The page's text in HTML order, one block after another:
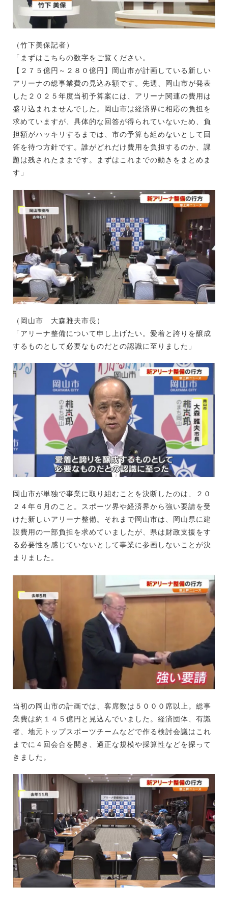
（竹下美保記者）
「まずはこちらの数字をご覧ください。
【２７５億円～２８０億円】岡山市が計画している新しい
アリーナの総事業費の見込み額です。先週、岡山市が発表
した２０２５年度当初予算案には、アリーナ関連の費用は
盛り込まれませんでした。岡山市は経済界に相応の負担を
求めていますが、具体的な回答が得られていないため、負
担額がハッキリするまでは、市の予算も組めないとして回
答を待つ方針です。誰がどれだけ費用を負担するのか、課
題は残されたままです。まずはこれまでの動きをまとめま
す」
（岡山市 大森雅夫市長）
「アリーナ整備について申し上げたい。愛着と誇りを醸成
するものとして必要なものだとの認識に至りました」
岡山市が単独で事業に取り組むことを決断したのは、２０
２４年６月のこと。スポーツ界や経済界から強い要請を受
けた新しいアリーナ整備。それまで岡山市は、岡山県に建
設費用の一部負担を求めていましたが、県は財政支援をす
る必要性を感じていないとして事業に参画しないことが決
まりました。
当初の岡山市の計画では、客席数は５０００席以上。総事
業費は約１４５億円と見込んでいました。経済団体、有識
者、地元トップスポーツチームなどで作る検討会議はこれ
までに４回会合を開き、適正な規模や採算性などを探って
きました。